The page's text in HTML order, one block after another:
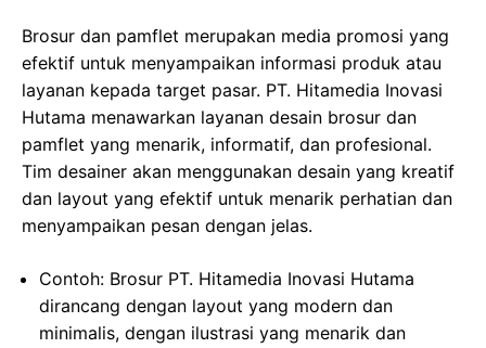
Brosur dan pamflet merupakan media promosi yang
efektif untuk menyampaikan informasi produk atau
layanan kepada target pasar. PT. Hitamedia Inovasi
Hutama menawarkan layanan desain brosur dan
pamflet yang menarik, informatif, dan profesional.
Tim desainer akan menggunakan desain yang kreatif
dan layout yang efektif untuk menarik perhatian dan
menyampaikan pesan dengan jelas.
Contoh: Brosur PT. Hitamedia Inovasi Hutama
dirancang dengan layout yang modern dan
minimalis, dengan ilustrasi yang menarik dan